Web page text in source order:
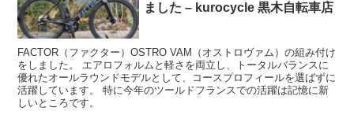
ました – kurocycle 黒木自転車店
FACTOR（ファクター）OSTRO VAM（オストロヴァム）の組み付け
をしました。 エアロフォルムと軽さを両立し、トータルバランスに
優れたオールラウンドモデルとして、コースプロフィールを選ばずに
活躍しています。 特に今年のツールドフランスでの活躍は記憶に新
しいところです。